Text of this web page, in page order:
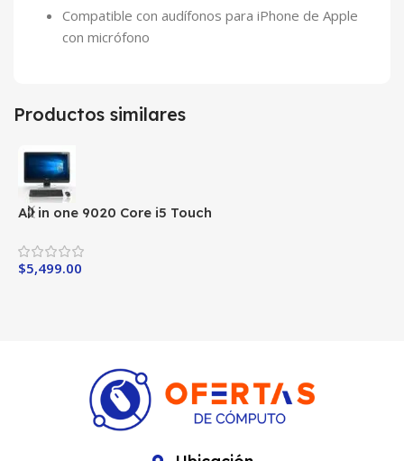
Compatible con audífonos para iPhone de Apple
con micrófono
Productos similares
All in one 9020 Core i5 Touch
$5,499.00